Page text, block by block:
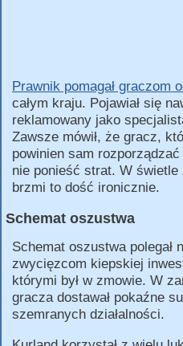
Prawnik pomagał graczom
całym kraju. Pojawiał się
reklamowany jako
Zawsze mówił, że gracz,
powinien sam
nie ponieść strat. W
brzmi to dość ironicznie.
Schemat oszustwa
Schemat oszustwa polegał
zwycięzcom kiepskiej
którymi był w zmowie. W
gracza dostawał pokaźne
szemranych działalności.